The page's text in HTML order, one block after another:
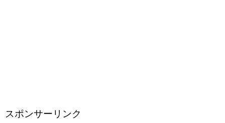
スポンサーリンク